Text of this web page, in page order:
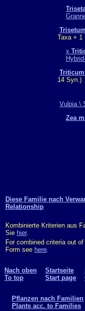
Trisetum
Taxa + 1
x
Triticum
14 Syn.)
Vulpia \
Zea
Diese Familie nach
Relationship
Kombinierte Kriterien aus
Sie hier.
For combined criteria out
Form see here.
Nach oben
To top
Startseite
Start page
Pflanzen nach Familien
Plants acc. to Families